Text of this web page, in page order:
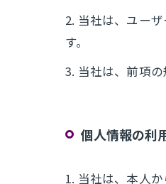
2. 当社は、ユー
す。
3. 当社は、前項
個人情報の利
1. 当社は、本人